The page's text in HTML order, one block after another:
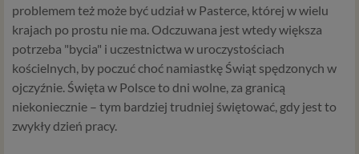
problemem też może być udział w Pasterce, której w wielu
krajach po prostu nie ma. Odczuwana jest wtedy większa
potrzeba "bycia" i uczestnictwa w uroczystościach
kościelnych, by poczuć choć namiastkę Świąt spędzonych w
ojczyźnie. Święta w Polsce to dni wolne, za granicą
niekoniecznie – tym bardziej trudniej świętować, gdy jest to
zwykły dzień pracy.